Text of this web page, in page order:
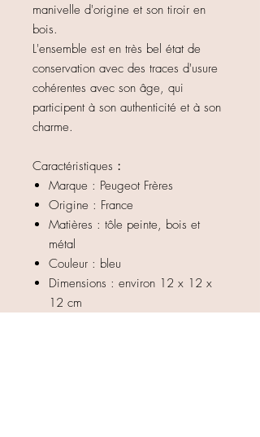
manivelle d'origine et son tiroir en
bois.
L'ensemble est en très bel état de
conservation avec des traces d'usure
cohérentes avec son âge, qui
participent à son authenticité et à son
charme.
Caractéristiques :
Marque : Peugeot Frères
Origine : France
Matières : tôle peinte, bois et
métal
Couleur : bleu
Dimensions : environ 12 x 12 x
12 cm